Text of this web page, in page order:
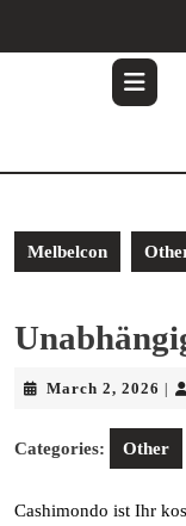
Melbelcon
March 2, 2026
Categories: Other
Cashimondo ist Ihr